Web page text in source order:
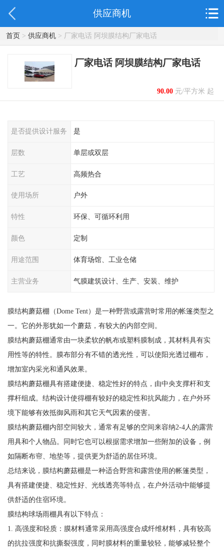
供应商机
首页> 供应商机> 厂家电话 阿坝膜结构厂家电话
厂家电话 阿坝膜结构厂家电话
90.00元/平方米 起
是否提供设计服务 是
层数 单层或双层
工艺 高频热合
使用场所 户外
特性 环保、可循环利用
颜色 定制
用途范围 体育场馆、工业仓储
主营业务 气膜建筑设计、生产、安装、维护
膜结构蘑菇棚（Dome Tent）是一种野营或露营时常用的帐篷类型之
一。它的外形犹如一个蘑菇，有较大的内部空间。
膜结构蘑菇棚通常由一块柔软的帆布或塑料膜制成，其材料具有实
用性等的特性。膜布部分有不错的透光性，可以使阳光透过棚布，
增加室内采光和通风效果。
膜结构蘑菇棚具有搭建便捷、稳定性好的特点，由中央支撑杆和支
撑杆组成。结构设计使得棚有较好的稳定性和抗风能力，在户外环
境下能够有效抵御风雨和其它天气因素的侵害。
膜结构蘑菇棚内部空间较大，通常有足够的空间来容纳2-4人的露营
用具和个人物品。同时它也可以根据需求增加一些附加的设备，例
如隔断布帘、地垫等，提供更为舒适的居住环境。
总结来说，膜结构蘑菇棚是一种适合野营和露营使用的帐篷类型，
具有搭建便捷、稳定性好、光线透亮等特点，在户外活动中能够提
供舒适的住宿环境。
膜结构球场雨棚具有以下特点：
1. 高强度和轻质：膜材料通常采用高强度合成纤维材料，具有较高
的抗拉强度和抗撕裂强度，同时膜材料的重量较轻，能够减轻整个